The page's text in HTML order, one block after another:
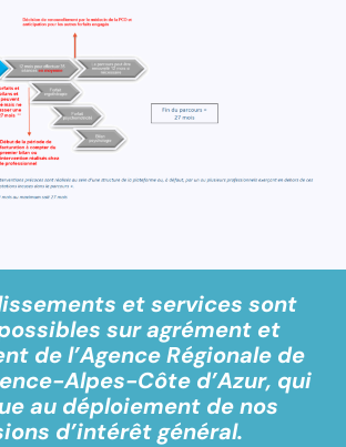
et services sont
sur agrément et
de l’Agence Régionale de
Alpes-Côte d’Azur, qui
au déploiement de nos
d’intérêt général.